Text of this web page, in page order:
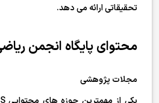
تحقیقاتی ارائه می دهد.
محتوای پایگاه انجمن
مجلات پژوهشی